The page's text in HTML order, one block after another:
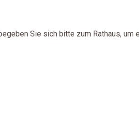
Sie sich bitte zum Rathaus, um